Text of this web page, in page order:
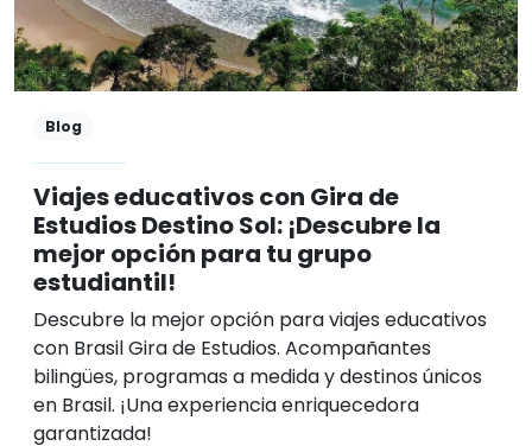
Blog
Viajes educativos con Gira de
Estudios Destino Sol: ¡Descubre la
mejor opción para tu grupo
estudiantil!
Descubre la mejor opción para viajes educativos
con Brasil Gira de Estudios. Acompañantes
bilingües, programas a medida y destinos únicos
en Brasil. ¡Una experiencia enriquecedora
garantizada!